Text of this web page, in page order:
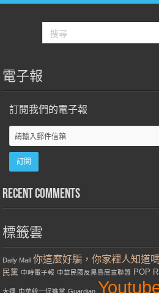
電子報
訂閱我們的電子報
Recent Comments
標籤雲
Daily Mail 你這麼好騙，你家裡人知道
民黨 中時電子報 中華民國反黑島屁童聯盟 POP
大運 中華統一促進黨 Guardian